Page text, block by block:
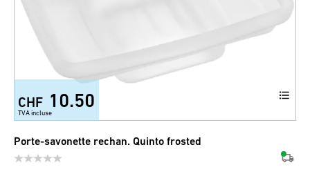
CHF 10.50
TVA incluse
Porte-savonette rechan. Quinto frosted